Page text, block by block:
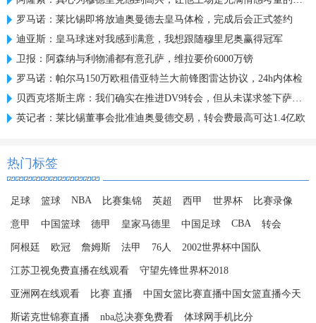
罗马诺：莱比锡即将放迪奥曼德去皇马体检，完成后会正式签约
迪亚斯：皇马球迷对我感到满意，我想跟随穆里尼奥赢得冠军
卫报：阿森纳与利物浦都有意孔萨，维拉要价6000万镑
罗马诺：帕尔马150万欧租借亚特兰大前锋图雷达协议，24h内体检
贝西克塔斯主席：我们确实在推进DV9转会，但从未谋求签下萨拉赫
英记者：莱比锡董事会批准迪奥曼德交易，转会费最高可达1.4亿欧
热门标签
足球 篮球 NBA 比赛集锦 英超 西甲 世界杯 比赛录像
意甲 中国篮球 德甲 皇家马德里 中国足球 CBA 转会
阿根廷 欧冠 詹姆斯 法甲 76人 2002世界杯中国队
江苏卫视免费直播在线观看 守望先锋世界杯2018
亚洲网在线观看 比赛 直播 中国女篮比赛直播中国女篮直播今天
斯诺克世锦赛直播 nba总决赛免费看 体球网手机比分